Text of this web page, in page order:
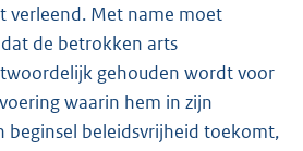
verleend. Met name moet
de betrokken arts
gehouden wordt voor
waarin hem in zijn
beginsel beleidsvrijheid toekomt,